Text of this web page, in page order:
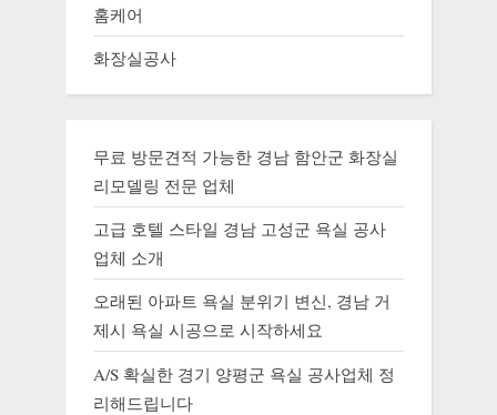
홈케어
화장실공사
무료 방문견적 가능한 경남 함안군 화장실
리모델링 전문 업체
고급 호텔 스타일 경남 고성군 욕실 공사
업체 소개
오래된 아파트 욕실 분위기 변신, 경남 거
제시 욕실 시공으로 시작하세요
A/S 확실한 경기 양평군 욕실 공사업체 정
리해드립니다